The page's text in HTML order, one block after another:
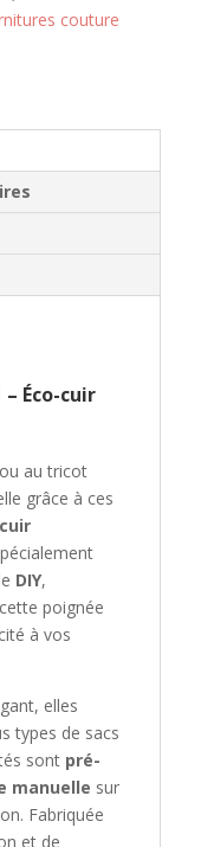
couture
– Éco-cuir
au tricot
grâce à ces
cuir
DIY,
poignée
à vos
elles
types de sacs
sont pré-
manuelle sur
Fabriquée
et de